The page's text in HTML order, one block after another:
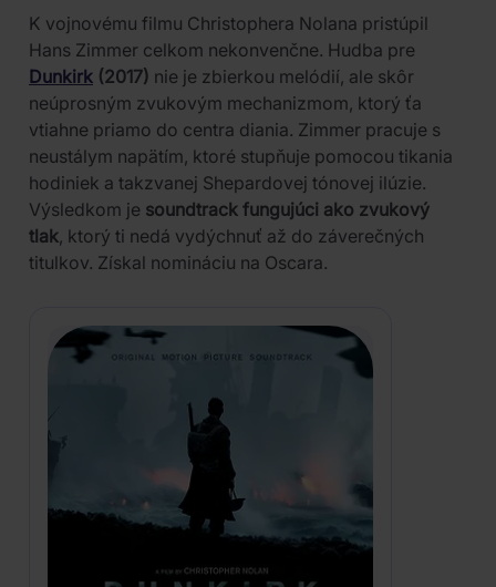
K vojnovému filmu Christophera Nolana pristúpil
Hans Zimmer celkom nekonvenčne. Hudba pre
Dunkirk (2017) nie je zbierkou melódií, ale skôr
neúprosným zvukovým mechanizmom, ktorý ťa
vtiahne priamo do centra diania. Zimmer pracuje s
neustálym napätím, ktoré stupňuje pomocou tikania
hodiniek a takzvanej Shepardovej tónovej ilúzie.
Výsledkom je soundtrack fungujúci ako zvukový
tlak, ktorý ti nedá vydýchnuť až do záverečných
titulkov. Získal nomináciu na Oscara.